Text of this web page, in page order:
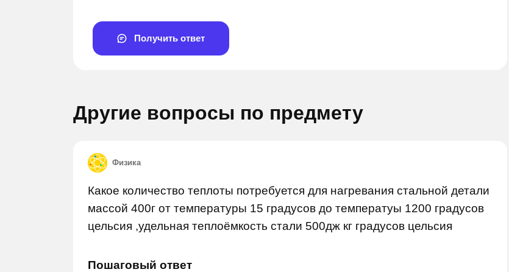
Получить ответ
Другие вопросы по предмету
Физика
Какое количество теплоты потребуется для нагревания стальной детали
массой 400г от температуры 15 градусов до температуы 1200 градусов
цельсия ,удельная теплоёмкость стали 500дж кг градусов цельсия
Пошаговый ответ
Задай вопрос